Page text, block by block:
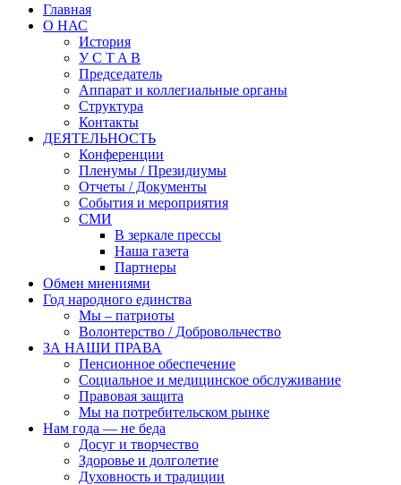
Главная
О НАС
История
У С T A B
Председатель
Аппарат и коллегиальные органы
Структура
Контакты
ДЕЯТЕЛЬНОСТЬ
Конференции
Пленумы / Президиумы
Отчеты / Документы
События и мероприятия
СМИ
В зеркале прессы
Наша газета
Партнеры
Обмен мнениями
Год народного единства
Мы – патриоты
Волонтерство / Добровольчество
ЗА НАШИ ПРАВА
Пенсионное обеспечение
Социальное и медицинское обслуживание
Правовая защита
Мы на потребительском рынке
Нам года — не беда
Досуг и творчество
Здоровье и долголетие
Духовность и традиции